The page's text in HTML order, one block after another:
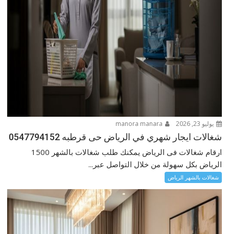
يوليو 23, 2026
شغالات ايجار شهري في الرياض حى قرطبه 0547794152
ارقام شغالات فى الرياض يمكنك طلب شغالات بالشهر 1500
الرياض بكل سهولة من خلال التواصل عبر...
شغالات بالشهر الرياض